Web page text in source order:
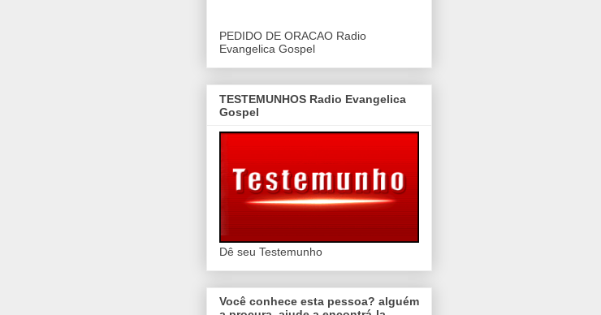
PEDIDO DE ORACAO Radio
Evangelica Gospel
TESTEMUNHOS Radio Evangelica
Gospel
Dê seu Testemunho
Você conhece esta pessoa? alguém